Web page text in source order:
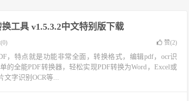
工具 v1.5.3.2中文特别版下载
赞(2)
，特点就是功能非常全面，转换格式，编辑pdf，ocr识
的全能PDF转换器，轻松实现PDF转换为Word，Excel或
文字识别OCR等...